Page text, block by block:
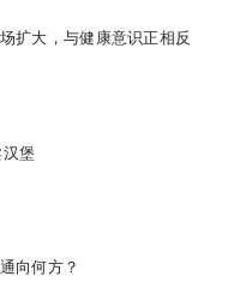
扩大，与健康意识正相反
堡
向何方？